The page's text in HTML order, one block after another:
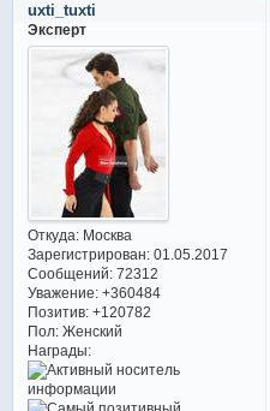
uxti_tuxti
Эксперт
Откуда:Москва
Зарегистрирован: 01.05.2017
Сообщений:72312
Уважение: +360484
Позитив: +120782
Пол:Женский
Награды: